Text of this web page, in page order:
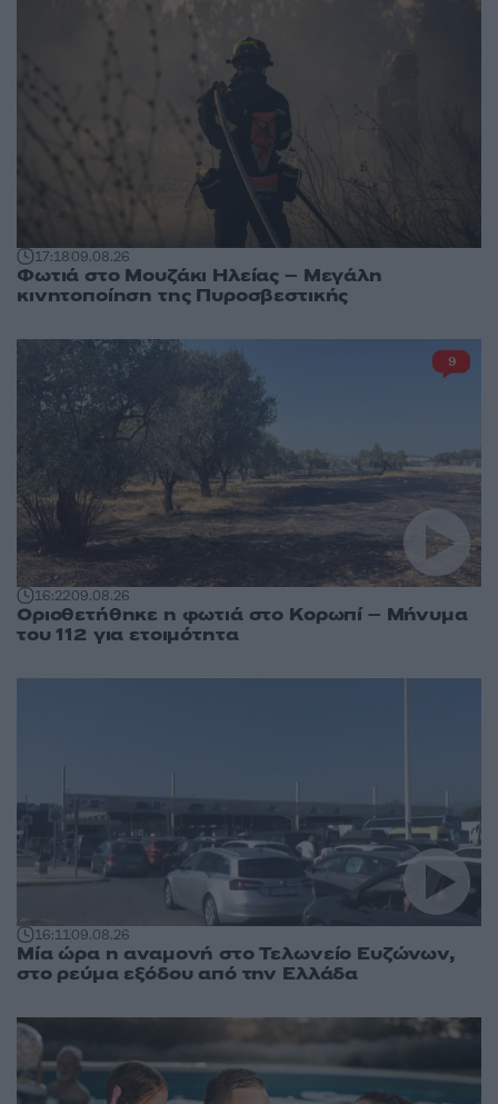
17:1809.08.26
Φωτιά στο Μουζάκι Ηλείας – Μεγάλη
κινητοποίηση της Πυροσβεστικής
16:2209.08.26
Οριοθετήθηκε η φωτιά στο Κορωπί – Μήνυμα
του 112 για ετοιμότητα
9
16:1109.08.26
Μία ώρα η αναμονή στο Τελωνείο Ευζώνων,
στο ρεύμα εξόδου από την Ελλάδα